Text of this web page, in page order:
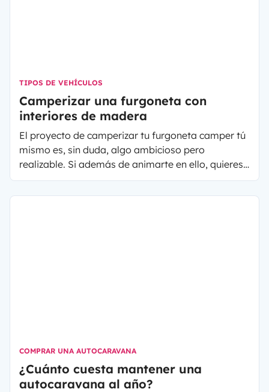
TIPOS DE VEHÍCULOS
Camperizar una furgoneta con
interiores de madera
El proyecto de camperizar tu furgoneta camper tú
mismo es, sin duda, algo ambicioso pero
realizable. Si además de animarte en ello, quieres
elegir el material muy particular que es la madera,
COMPRAR UNA AUTOCARAVANA
¿Cuánto cuesta mantener una
autocaravana al año?